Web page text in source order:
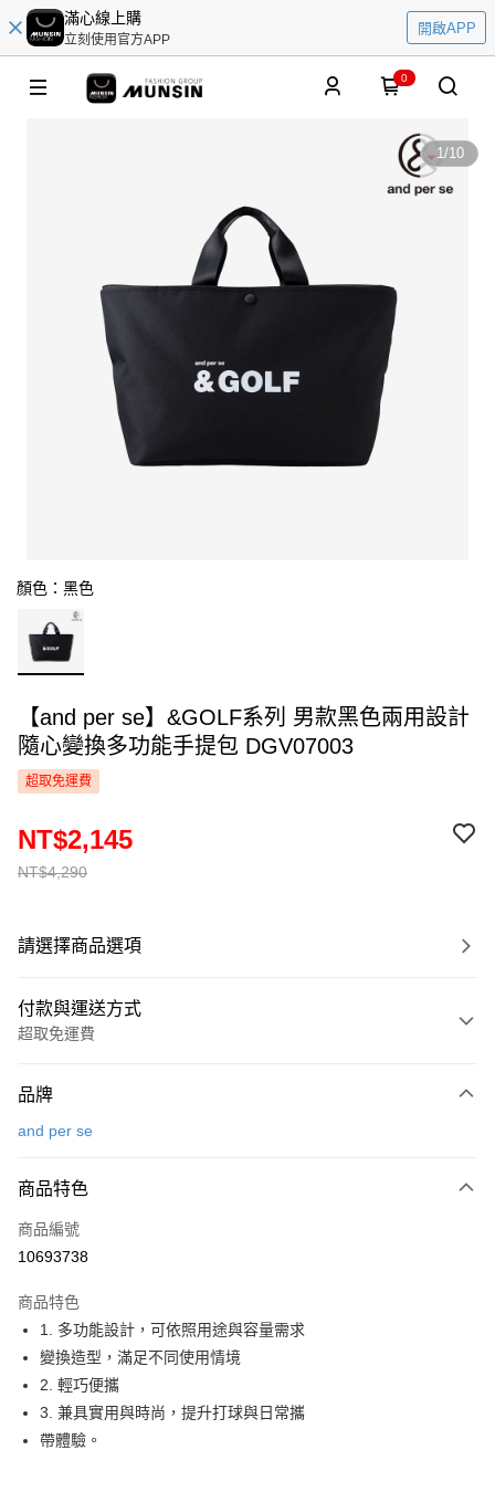
滿心線上購
立刻使用官方APP
開啟APP
0
1/10
顏色：黑色
【and per se】&GOLF系列 男款黑色兩用設計
隨心變換多功能手提包 DGV07003
超取免運費
NT$4,290
NT$2,145
請選擇商品選項
付款與運送方式
超取免運費
信用卡一次付款
LINE Pay
Apple Pay
悠遊付
大哥付你分期
相關說明
【大哥付你分期使用說明】
1.本服務由台灣大哥大提供，台灣大哥大用戶可立即使用無須另外申請。
2.付款方式選擇「大哥付你分期」，訂單成立後會自動跳轉到大哥付的交易
AFTEE先享後付
相關說明
品牌
and per se
商品特色
商品編號
10693738
商品特色
1. 多功能設計，可依照用途與容量需求
變換造型，滿足不同使用情境
2. 輕巧便攜
3. 兼具實用與時尚，提升打球與日常攜
帶體驗。